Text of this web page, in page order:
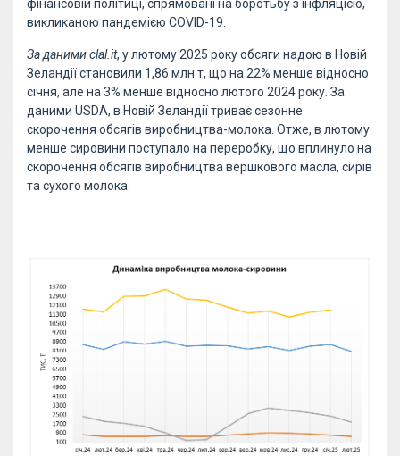
фінансовій політиці, спрямовані на боротьбу з інфляцією,
викликаною пандемією COVID-19.
За даними clal.it, у лютому 2025 року обсяги надою в Новій
Зеландії становили 1,86 млн т, що на 22% менше відносно
січня, але на 3% менше відносно лютого 2024 року. За
даними USDA, в Новій Зеландії триває сезонне
скорочення обсягів виробництва-молока. Отже, в лютому
менше сировини поступало на переробку, що вплинуло на
скорочення обсягів виробництва вершкового масла, сирів
та сухого молока.